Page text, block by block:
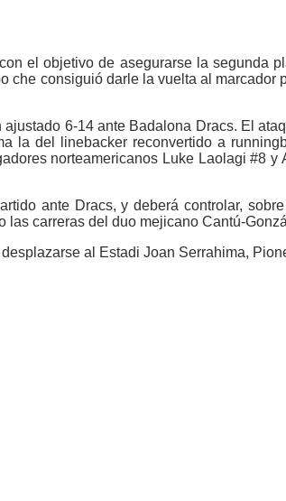
el objetivo de asegurarse la segunda
che consiguió darle la vuelta al marcador
6-14 ante Badalona Dracs. El
la del linebacker reconvertido a
norteamericanos Luke Laolagi #8 y
ante Dracs, y deberá controlar,
las carreras del duo mejicano Cantú-
al Estadi Joan Serrahima,